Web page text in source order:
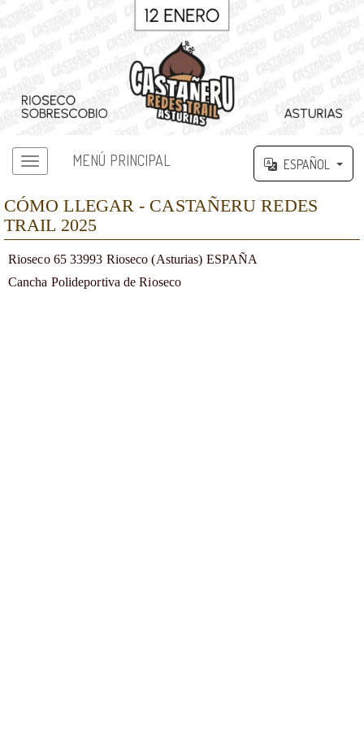
MENÚ PRINCIPAL ESPAÑOL
CÓMO LLEGAR - CASTAÑERU REDES
TRAIL 2025
Rioseco 65 33993 Rioseco (Asturias) ESPAÑA
Cancha Polideportiva de Rioseco